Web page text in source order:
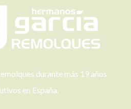
durante más 19 años
en España.